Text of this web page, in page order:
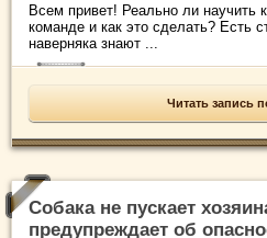
Всем привет! Реально ли научить
команде и как это сделать? Есть
наверняка знают ...
Читать запись
Собака не пускает
предупреждает об